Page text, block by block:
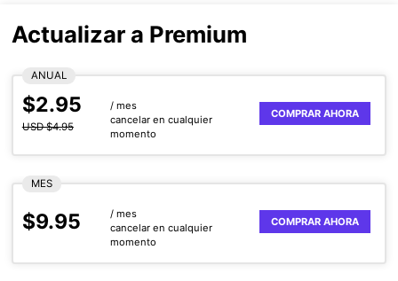
Actualizar a Premium
ANUAL
$2.95
USD $4.95
/ mes
cancelar en cualquier
momento
COMPRAR AHORA
MES
$9.95
/ mes
cancelar en cualquier
momento
COMPRAR AHORA